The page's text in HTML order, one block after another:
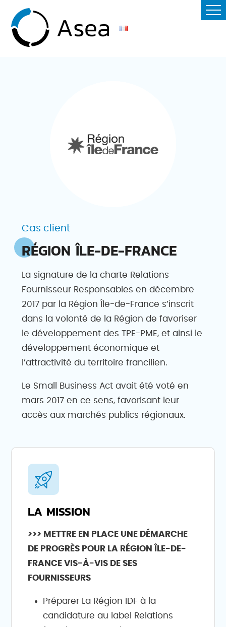
Cas client
RÉGION ÎLE-DE-FRANCE
La signature de la charte Relations
Fournisseur Responsables en décembre
2017 par la Région Île-de-France s’inscrit
dans la volonté de la Région de favoriser
le développement des TPE-PME, et ainsi le
développement économique et
l’attractivité du territoire francilien.
Le Small Business Act avait été voté en
mars 2017 en ce sens, favorisant leur
accès aux marchés publics régionaux.
LA MISSION
>>> M ETTRE EN PLACE UNE DÉMARCHE
DE PROGRÈS POUR LA RÉGION ÎLE-DE-
FRANCE VIS-À-VIS DE SES
FOURNISSEURS
Préparer La Région IDF à la
candidature au label Relations